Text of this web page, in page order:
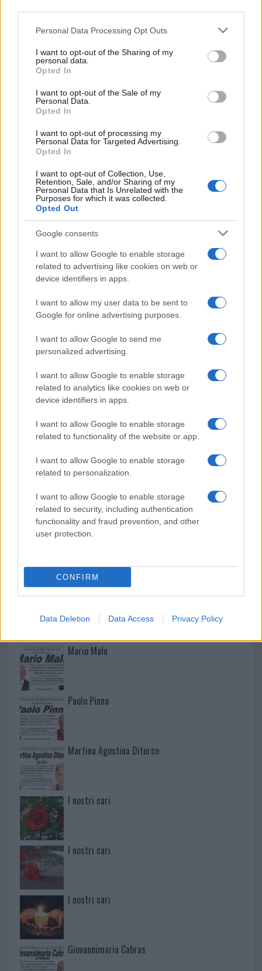
Please note that this website/app uses one or more Google
not limited to your visit or usage behaviour. You may click to
grant or deny consent to Google and its third-party tags to
use your data for below specified purposes in below Google
consent section.
Personal Data Processing Opt Outs
I want to opt-out of the Sharing of my
personal data.
Opted In
I want to opt-out of the Sale of my
Personal Data.
Opted In
I want to opt-out of processing my
Personal Data for Targeted Advertising.
Opted In
I want to opt-out of Collection, Use,
Retention, Sale, and/or Sharing of my
Personal Data that Is Unrelated with the
Purposes for which it was collected.
Opted Out
Google consents
I want to allow Google to enable storage
related to advertising like cookies on web or
device identifiers in apps.
I want to allow my user data to be sent to
Google for online advertising purposes.
I want to allow Google to send me
personalized advertising.
I want to allow Google to enable storage
related to analytics like cookies on web or
device identifiers in apps.
I want to allow Google to enable storage
related to functionality of the website or app.
I want to allow Google to enable storage
related to personalization.
I want to allow Google to enable storage
related to security, including authentication
functionality and fraud prevention, and other
user protection.
CONFIRM
Data Deletion Data Access Privacy Policy
F
a
ce
b
o
o
k
T
w
it
te
r
Pi
n
te
re
st
W
h
at
A
p
S
h
a
Articolo precedente
NOTIZIE RECENTI
Nuovi posti auto in via La Marmora, parcheggio
provvisorio a La Maddalena
Allarme truffe a Berchidda, falsi incaricati
Notre-Dame de Paris conquista Olbia, la prima
al Molo Brin è un successo
Strada Sassari-Olbia, incidente all’alba: ferito il
conducente
Eventi in Gallura, da Jovanotti alla zuppa
gallurese: gli appuntamenti da non perdere
Lettini e arredi abusivi sulla spiaggia libera,
tenne lontano dalla Costa Smeralda
NECROLOGIE
Mario Malu
Paolo Pinna
Martina Agostina Diturco
I nostri cari
I nostri cari
I nostri cari
Giovannimaria Cabras